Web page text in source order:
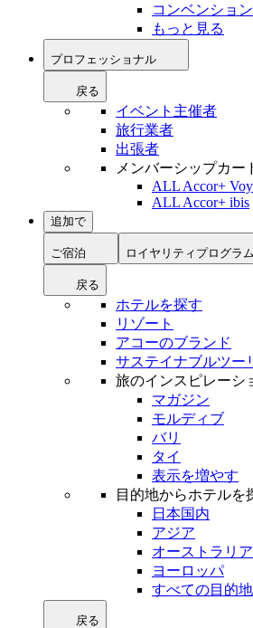
コンベンション
もっと見る
プロフェッショナル
戻る
イベント主催者
旅行業者
出張者
メンバーシップカー
ALL Accor+
ALL Accor+ ibis
追加で
ご宿泊 ロイヤリティプログラム
戻る
ホテルを探す
リゾート
アコーのブランド
サステイナブルツー
旅のインスピレーシ
マガジン
モルディブ
バリ
タイ
表示を増やす
目的地からホテルを
日本国内
アジア
オーストラリ
ヨーロッパ
すべての目的
戻る